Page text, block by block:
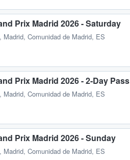
Prix Madrid 2026 - Saturday
, Madrid, Comunidad de Madrid, ES
Prix Madrid 2026 - 2-Day Pass
, Madrid, Comunidad de Madrid, ES
Prix Madrid 2026 - Sunday
, Madrid, Comunidad de Madrid, ES